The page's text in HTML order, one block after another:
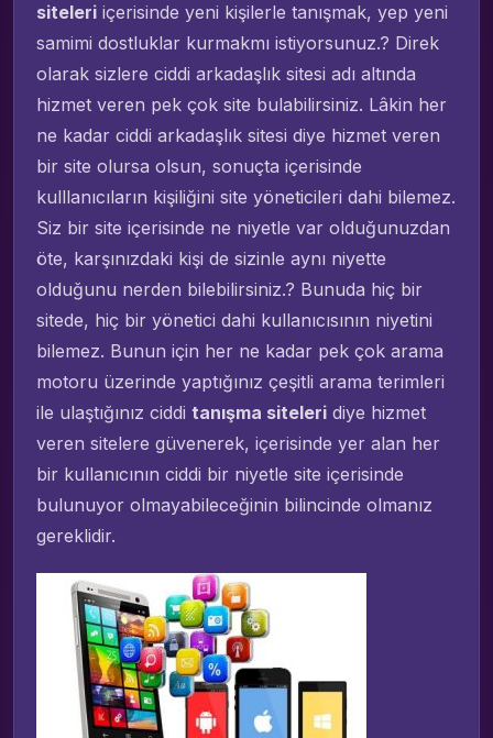
siteleri içerisinde yeni kişilerle tanışmak, yep yeni
samimi dostluklar kurmakmı istiyorsunuz.? Direk
olarak sizlere ciddi arkadaşlık sitesi adı altında
hizmet veren pek çok site bulabilirsiniz. Lâkin her
ne kadar ciddi arkadaşlık sitesi diye hizmet veren
bir site olursa olsun, sonuçta içerisinde
kulllanıcıların kişiliğini site yöneticileri dahi bilemez.
Siz bir site içerisinde ne niyetle var olduğunuzdan
öte, karşınızdaki kişi de sizinle aynı niyette
olduğunu nerden bilebilirsiniz.? Bunuda hiç bir
sitede, hiç bir yönetici dahi kullanıcısının niyetini
bilemez. Bunun için her ne kadar pek çok arama
motoru üzerinde yaptığınız çeşitli arama terimleri
ile ulaştığınız ciddi tanışma siteleri diye hizmet
veren sitelere güvenerek, içerisinde yer alan her
bir kullanıcının ciddi bir niyetle site içerisinde
bulunuyor olmayabileceğinin bilincinde olmanız
gereklidir.